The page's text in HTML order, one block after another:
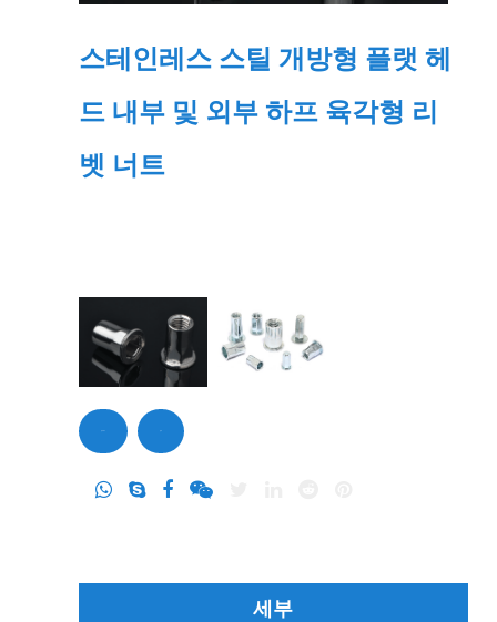
스테인레스 스틸 개방형 플랫 헤
드 내부 및 외부 하프 육각형 리
벳 너트
세부